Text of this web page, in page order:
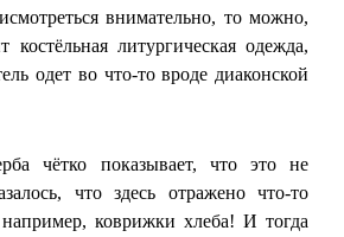
внимательно, то можно,
костёльная литургическая одежда,
одет во что-то вроде диаконской
чётко показывает, что это не
что здесь отражено что-то
коврижки хлеба! И тогда